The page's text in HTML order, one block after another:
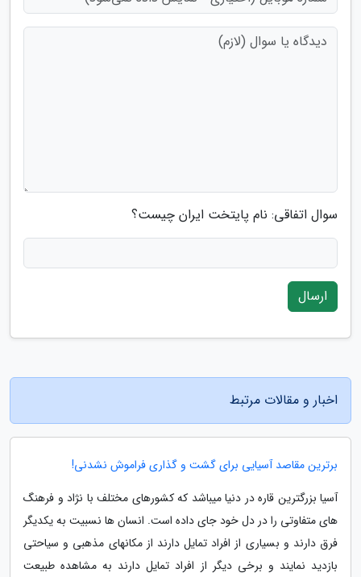
سوال اتفاقی: نام پایتخت ایران چیست؟
ارسال
اخبار و مقالات مرتبط
برترین مقاصد آسیایی برای گشت و گذاری فراموش نشدنی!
آسیا بزرگترین قاره در دنیا میباشد که کشورهای مختلف با نژاد و فرهنگ
های متفاوتی را در دل خود جای داده است. انسان ها نسبیت به یکدیگر
فرق دارند و بسیاری از افراد تمایل دارند از مکانهای مذهبی و سیاحتی
بازدید نمایند و برخی دیگر از افراد تمایل دارند به مشاهده طبیعت